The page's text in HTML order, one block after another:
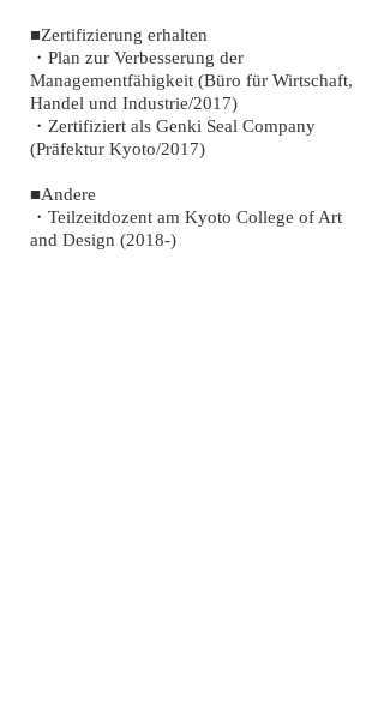
■Zertifizierung erhalten
・Plan zur Verbesserung der
Managementfähigkeit (Büro für Wirtschaft,
Handel und Industrie/2017)
・Zertifiziert als Genki Seal Company
(Präfektur Kyoto/2017)
■Andere
​・​Teilzeitdozent am Kyoto College of Art
and Design (2018-)